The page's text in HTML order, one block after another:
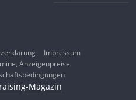
Impressum
Anzeigenpreise
Magazin